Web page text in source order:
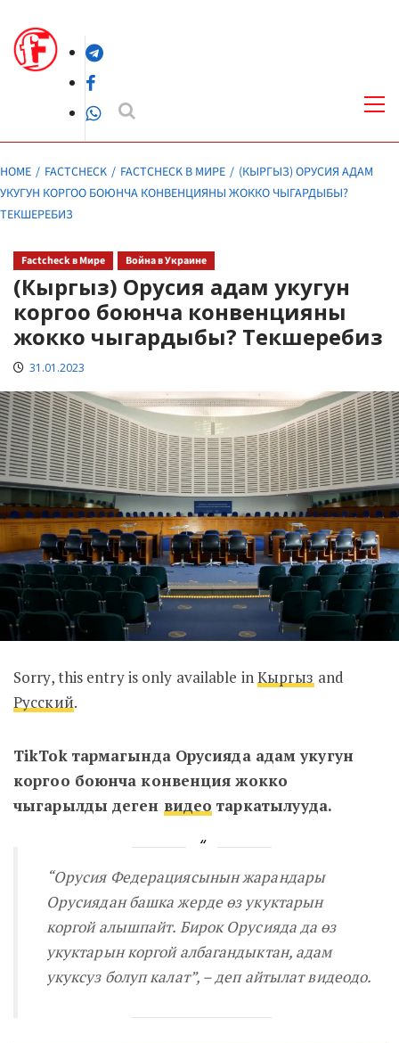
content
Telegram
Facebook
WhatsApp
HOME FACTCHECK FACTCHECK В МИРЕ
(КЫРГЫЗ) ОРУСИЯ АДАМ
УКУГУН КОРГОО БОЮНЧА КОНВЕНЦИЯНЫ ЖОККО ЧЫГАРДЫБЫ?
ТЕКШЕРЕБИЗ
Factcheck в Мире Война в Украине
(Кыргыз) Орусия адам укугун
коргоо боюнча конвенцияны
жокко чыгардыбы? Текшеребиз
31.01.2023
Sorry, this entry is only available inКыргыз and
Русский.
TikTok тармагында Орусияда адам укугун
коргоо боюнча конвенция жокко
чыгарылды деген видео таркатылууда.
“Орусия Федерациясынын жарандары
Орусиядан башка жерде өз укуктарын
коргой алышпайт. Бирок Орусияда да өз
укуктарын коргой албагандыктан, адам
укуксуз болуп калат”, – деп айтылат видеодо.